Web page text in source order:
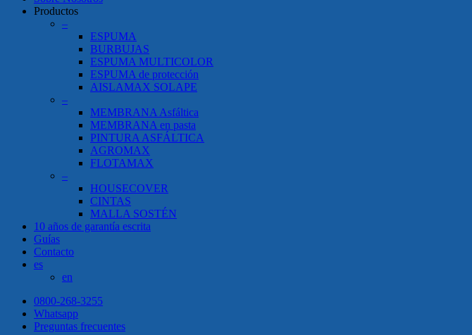
Menu
Productos
–
ESPUMA
BURBUJAS
ESPUMA MULTICOLOR
ESPUMA de protección
AISLAMAX SOLAPE
–
MEMBRANA Asfáltica
MEMBRANA en pasta
PINTURA ASFÁLTICA
AGROMAX
FLOTAMAX
–
HOUSECOVER
CINTAS
MALLA SOSTÉN
10 años de garantía escrita
Guías
Contacto
es
en
0800-268-3255
Whatsapp
Preguntas frecuentes